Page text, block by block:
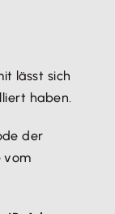
lässt sich
haben.
der
vom